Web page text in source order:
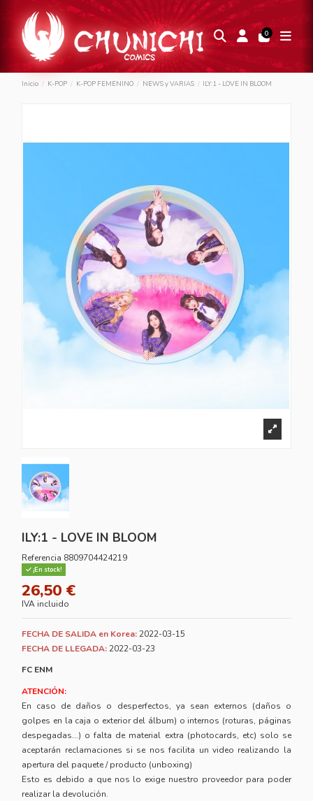
0
Inicio K-POP K-POP FEMENINO NEWS y VARIAS ILY:1 - LOVE IN BLOOM
ILY:1 - LOVE IN BLOOM
Referencia 8809704424219
¡En stock!
26,50 €
IVA incluido
FECHA DE SALIDA en Korea:2022-03-15
FECHA DE LLEGADA: 2022-03-23
FC ENM
ATENCIÓN:
En caso de daños o desperfectos, ya sean externos (daños o
golpes en la caja o exterior del álbum) o internos (roturas, páginas
despegadas...) o falta de material extra (photocards, etc) solo se
aceptarán reclamaciones si se nos facilita un video realizando la
apertura del paquete / producto (unboxing)
Esto es debido a que nos lo exige nuestro proveedor para poder
realizar la devolución.